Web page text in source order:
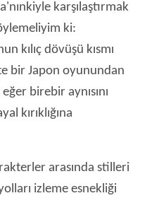
karşılaştırmak
ki:
kılıç dövüşü kısmı
bir Japon oyunundan
birebir aynısını
kırıklığına
arasında stilleri
izleme esnekliği